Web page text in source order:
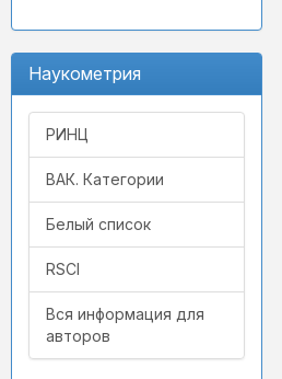
Наукометрия
РИНЦ
ВАК. Категории
Белый список
RSCI
Вся информация для
авторов